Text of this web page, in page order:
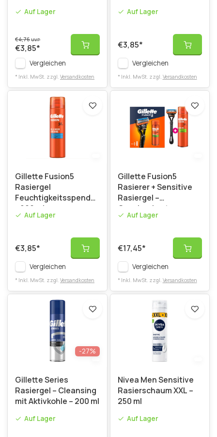
Auf Lager
€4,76UVP
€3,85*
Vergleichen
* Inkl. MwSt. zzgl. Versandkosten
Auf Lager
€3,85*
Vergleichen
* Inkl. MwSt. zzgl. Versandkosten
Gillette Fusion5
Rasiergel
Feuchtigkeitsspendend
- 200 ml
Auf Lager
€3,85*
Vergleichen
* Inkl. MwSt. zzgl. Versandkosten
Gillette Fusion5
Rasierer + Sensitive
Rasiergel –
Geschenkset
Auf Lager
€17,45*
Vergleichen
* Inkl. MwSt. zzgl. Versandkosten
-27%
Gillette Series
Rasiergel – Cleansing
mit Aktivkohle – 200 ml
Auf Lager
Nivea Men Sensitive
Rasierschaum XXL –
250 ml
Auf Lager